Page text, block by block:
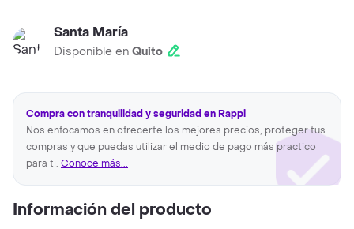
Santa María
Disponible en Quito
Compra con tranquilidad y seguridad en Rappi
Nos enfocamos en ofrecerte los mejores precios, proteger tus
compras y que puedas utilizar el medio de pago más practico
para ti. Conoce más...
Información del producto